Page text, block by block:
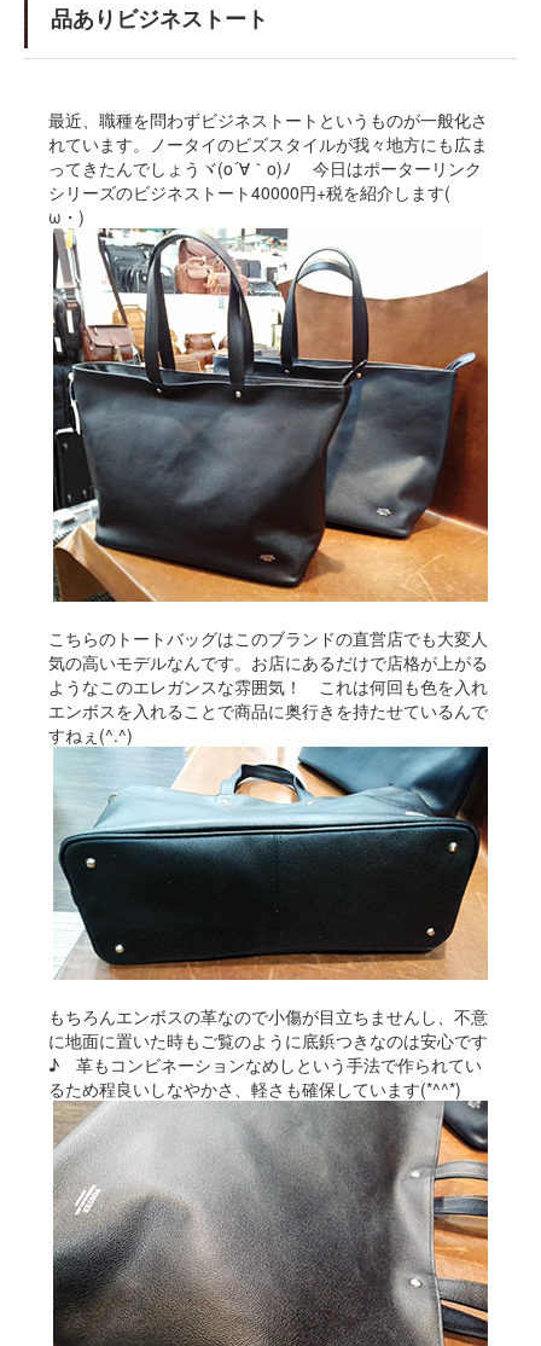
品ありビジネストート
最近、職種を問わずビジネストートというものが一般化さ
れています。ノータイのビズスタイルが我々地方にも広ま
ってきたんでしょうヾ(o´∀｀o)ﾉ 今日はポーターリンク
シリーズのビジネストート40000円+税を紹介します(ゝ
ω・)
こちらのトートバッグはこのブランドの直営店でも大変人
気の高いモデルなんです。お店にあるだけで店格が上がる
ようなこのエレガンスな雰囲気！ これは何回も色を入れ
エンボスを入れることで商品に奥行きを持たせているんで
すねぇ(^.^)
もちろんエンボスの革なので小傷が目立ちませんし、不意
に地面に置いた時もご覧のように底鋲つきなのは安心です
♪ 革もコンビネーションなめしという手法で作られてい
るため程良いしなやかさ、軽さも確保しています(*^^*)